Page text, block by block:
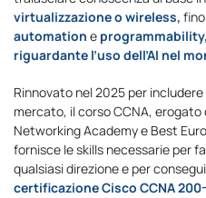
virtualizzazione o wireless,
automation e
riguardante l’uso dell’AI nel
Rinnovato nel 2025 per
mercato, il corso CCNA, erogato
Networking Academy e Best
fornisce le skills necessarie per
qualsiasi direzione e per
certificazione Cisco CCNA